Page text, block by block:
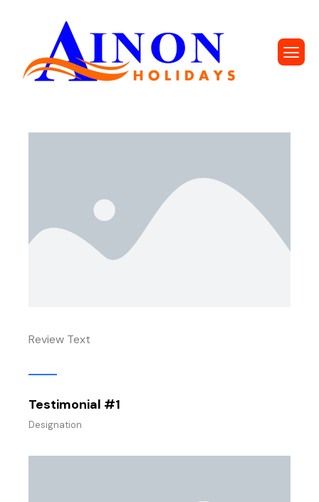
Review Text
Testimonial #1
Designation